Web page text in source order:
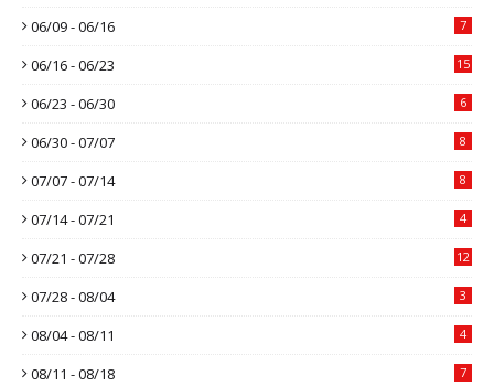
06/09 - 06/16 7
06/16 - 06/23 15
06/23 - 06/30 6
06/30 - 07/07 8
07/07 - 07/14 8
07/14 - 07/21 4
07/21 - 07/28 12
07/28 - 08/04 3
08/04 - 08/11 4
08/11 - 08/18 7